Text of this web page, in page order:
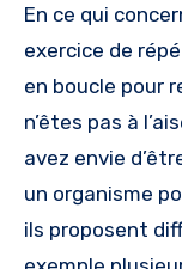
En ce qui
exercice de
en boucle pour
n’êtes pas à
avez envie
un organisme
ils proposent